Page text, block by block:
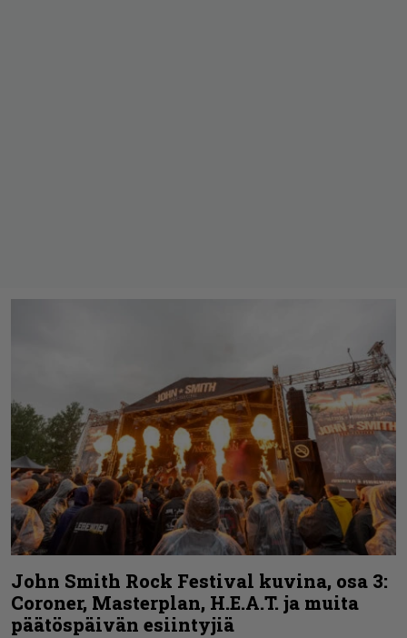
John Smith Rock Festival kuvina, osa 3:
Coroner, Masterplan, H.E.A.T. ja muita
päätöspäivän esiintyjiä